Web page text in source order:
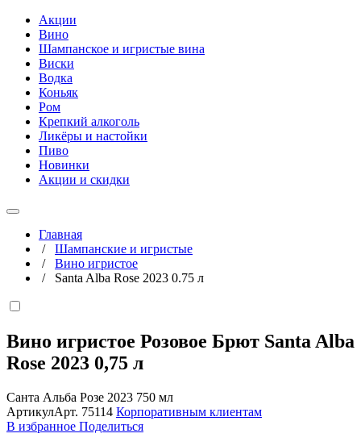
Акции
Вино
Шампанское и игристые вина
Виски
Водка
Коньяк
Ром
Крепкий алкоголь
Ликёры и настойки
Пиво
Новинки
Акции и скидки
Главная
/ Шампанские и игристые
/ Вино игристое
/ Santa Alba Rose 2023 0.75 л
Вино игристое Розовое Брют Santa Alba
Rose 2023 0,75 л
Санта Альба Розе 2023 750 мл
АртикулАрт. 75114 Корпоративным клиентам
В избранное Поделиться